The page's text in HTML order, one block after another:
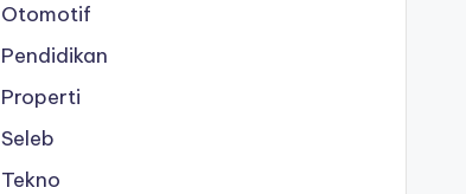
Otomotif
Pendidikan
Properti
Seleb
Tekno